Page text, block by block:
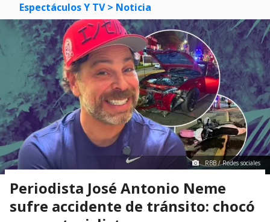
Espectáculos Y TV > Noticia
RBB / Redes sociales
Periodista José Antonio Neme
sufre accidente de tránsito: chocó